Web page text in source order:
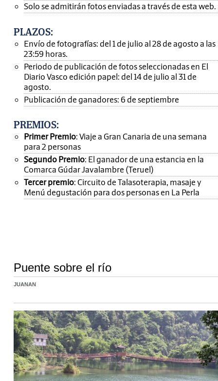
Solo se admitirán fotos enviadas a través de esta web.
PLAZOS:
Envío de fotografías: del 1 de julio al 28 de agosto a las
23:59 horas.
Periodo de publicación de fotos seleccionadas en El
Diario Vasco edición papel: del 14 de julio al 31 de
agosto.
Publicación de ganadores: 6 de septiembre
PREMIOS:
Primer Premio: Viaje a Gran Canaria de una semana
para 2 personas
Segundo Premio: El ganador de una estancia en la
Comarca Gúdar Javalambre (Teruel)
Tercer premio: Circuito de Talasoterapia, masaje y
Menú degustación para dos personas en La Perla
Puente sobre el río
JUANAN